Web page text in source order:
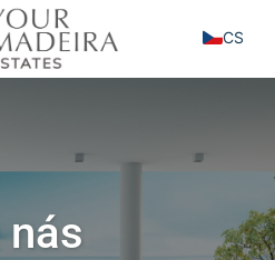
nás
CS